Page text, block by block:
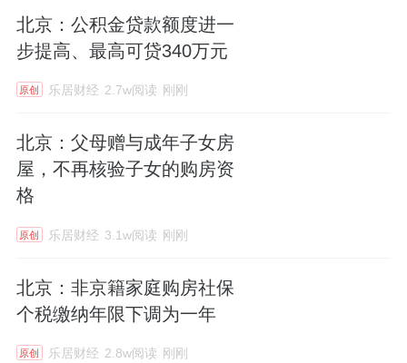
北京：公积金贷款额度进一
步提高、最高可贷340万元
原创 乐居财经 2.7w阅读 刚刚
北京：父母赠与成年子女房
屋，不再核验子女的购房资
格
原创 乐居财经 3.1w阅读 刚刚
北京：非京籍家庭购房社保
个税缴纳年限下调为一年
原创 乐居财经 2.8w阅读 刚刚